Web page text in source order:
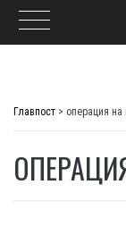
Главпост > операция на